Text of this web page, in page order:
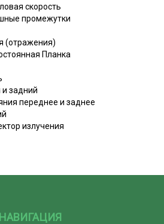
скорость
промежутки
(отражения)
Планка
задний
переднее и заднее
излучения
НАВИГАЦИЯ